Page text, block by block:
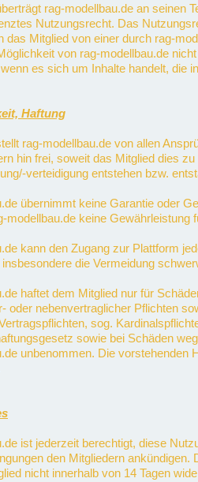
rag-modellbau.de an seinen
Nutzungsrecht. Das
das Mitglied von einer durch rag-
von rag-modellbau.de
es sich um Inhalte handelt, die
Haftung
rag-modellbau.de von allen
hin frei, soweit das Mitglied dies
verteidigung entstehen bzw.
übernimmt keine Garantie oder
modellbau.de keine
kann den Zugang zur Plattform
die Vermeidung
haftet dem Mitglied nur für
oder nebenvertraglicher Pflichten
sog.
sowie bei Schäden
unbenommen. Die vorstehenden
ist jederzeit berechtigt, diese
den Mitgliedern
nicht innerhalb von 14 Tagen